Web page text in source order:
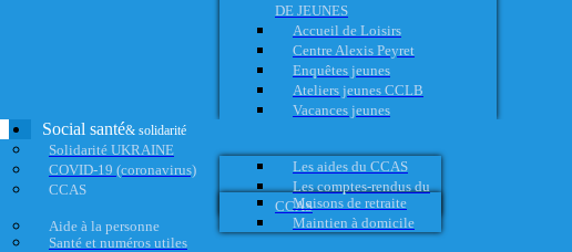
DE JEUNES
Accueil de Loisirs
Centre Alexis Peyret
Enquêtes jeunes
Ateliers jeunes CCLB
Vacances jeunes
Social santé& solidarité
Solidarité UKRAINE
COVID-19 (coronavirus)
CCAS
Les aides du CCAS
Les comptes-rendus du
CCAS
Aide à la personne
Maisons de retraite
Maintien à domicile
Santé et numéros utiles